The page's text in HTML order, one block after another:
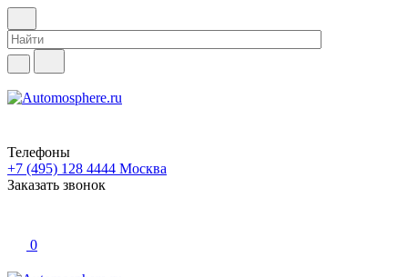
Телефоны
+7 (495) 128 4444 Москва
Заказать звонок
0